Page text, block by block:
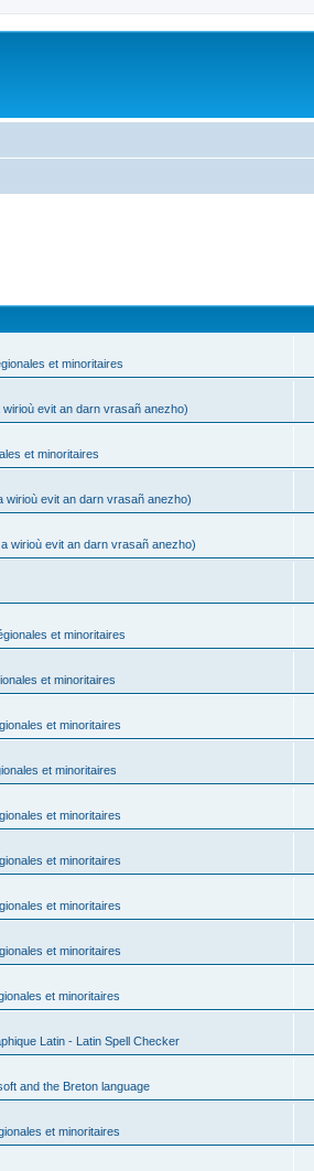
et minoritaires
evit an darn vrasañ anezho)
et minoritaires
wirioù evit an darn vrasañ anezho)
wirioù evit an darn vrasañ anezho)
et minoritaires
et minoritaires
et minoritaires
et minoritaires
et minoritaires
et minoritaires
et minoritaires
et minoritaires
et minoritaires
Latin - Latin Spell Checker
and the Breton language
et minoritaires